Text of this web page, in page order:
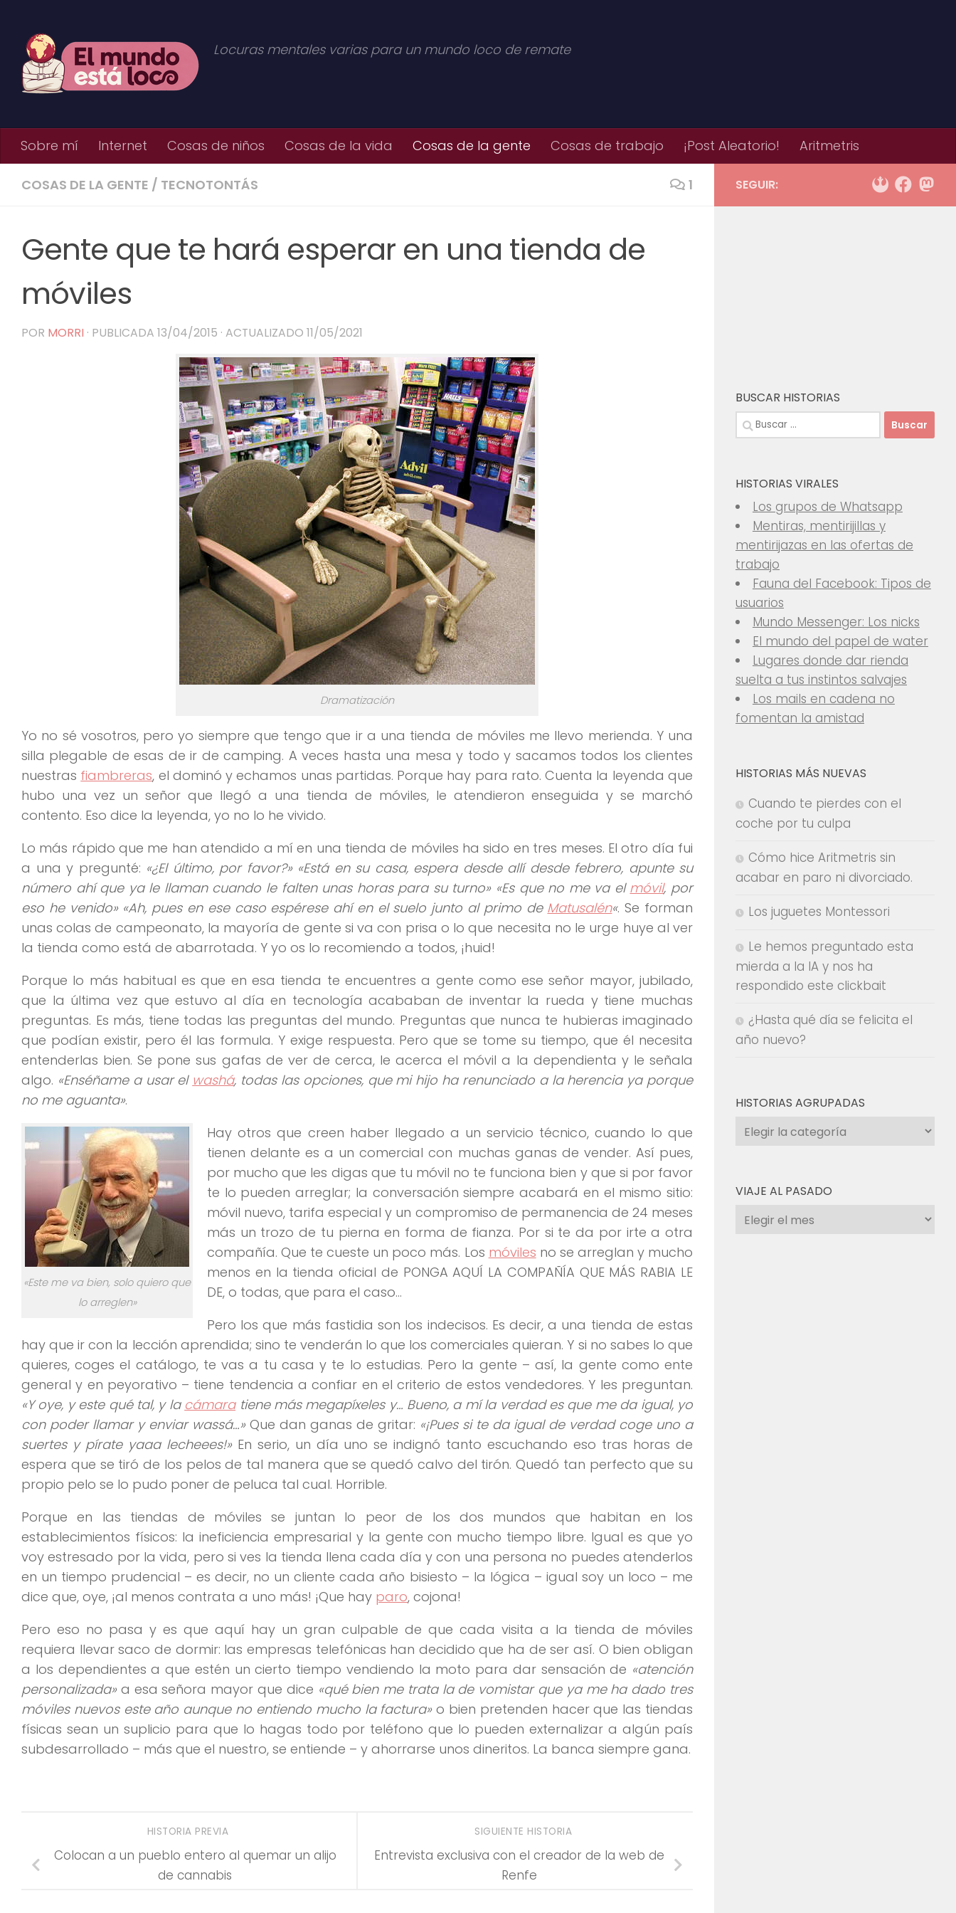
Locuras mentales varias para un mundo loco de remate
Sobre mí Internet Cosas de niños Cosas de la vida Cosas de la gente Cosas de trabajo ¡Post Aleatorio! Aritmetris
COSAS DE LA GENTE / TECNOTONTÁS 1
Gente que te hará esperar en una tienda de
móviles
POR MORRI · PUBLICADA 13/04/2015 · ACTUALIZADO 11/05/2021
Dramatización
Yo no sé vosotros, pero yo siempre que tengo que ir a una tienda de móviles me llevo merienda. Y una
silla plegable de esas de ir de camping. A veces hasta una mesa y todo y sacamos todos los clientes
nuestras fiambreras, el dominó y echamos unas partidas. Porque hay para rato. Cuenta la leyenda que
hubo una vez un señor que llegó a una tienda de móviles, le atendieron enseguida y se marchó
contento. Eso dice la leyenda, yo no lo he vivido.
Lo más rápido que me han atendido a mí en una tienda de móviles ha sido en tres meses. El otro día fui
a una y pregunté: «¿El último, por favor?» «Está en su casa, espera desde allí desde febrero, apunte su
número ahí que ya le llaman cuando le falten unas horas para su turno» «Es que no me va el móvil, por
eso he venido» «Ah, pues en ese caso espérese ahí en el suelo junto al primo de Matusalén«. Se forman
unas colas de campeonato, la mayoría de gente si va con prisa o lo que necesita no le urge huye al ver
la tienda como está de abarrotada. Y yo os lo recomiendo a todos, ¡huid!
Porque lo más habitual es que en esa tienda te encuentres a gente como ese señor mayor, jubilado,
que la última vez que estuvo al día en tecnología acababan de inventar la rueda y tiene muchas
preguntas. Es más, tiene todas las preguntas del mundo. Preguntas que nunca te hubieras imaginado
que podían existir, pero él las formula. Y exige respuesta. Pero que se tome su tiempo, que él necesita
entenderlas bien. Se pone sus gafas de ver de cerca, le acerca el móvil a la dependienta y le señala
algo. «Enséñame a usar el washá, todas las opciones, que mi hijo ha renunciado a la herencia ya porque
no me aguanta».
«Este me va bien, solo quiero que
lo arreglen»
Hay otros que creen haber llegado a un servicio técnico, cuando lo que
tienen delante es a un comercial con muchas ganas de vender. Así pues,
por mucho que les digas que tu móvil no te funciona bien y que si por favor
te lo pueden arreglar; la conversación siempre acabará en el mismo sitio:
móvil nuevo, tarifa especial y un compromiso de permanencia de 24 meses
más un trozo de tu pierna en forma de fianza. Por si te da por irte a otra
compañía. Que te cueste un poco más. Los móviles no se arreglan y mucho
menos en la tienda oficial de PONGA AQUÍ LA COMPAÑÍA QUE MÁS RABIA LE
DE, o todas, que para el caso…
Pero los que más fastidia son los indecisos. Es decir, a una tienda de estas
hay que ir con la lección aprendida; sino te venderán lo que los comerciales quieran. Y si no sabes lo que
quieres, coges el catálogo, te vas a tu casa y te lo estudias. Pero la gente – así, la gente como ente
general y en peyorativo – tiene tendencia a confiar en el criterio de estos vendedores. Y les preguntan.
«Y oye, y este qué tal, y la cámaratiene más megapíxeles y… Bueno, a mí la verdad es que me da igual, yo
con poder llamar y enviar wassá…»Que dan ganas de gritar: «¡Pues si te da igual de verdad coge uno a
suertes y pírate yaaa lecheees!»En serio, un día uno se indignó tanto escuchando eso tras horas de
espera que se tiró de los pelos de tal manera que se quedó calvo del tirón. Quedó tan perfecto que su
propio pelo se lo pudo poner de peluca tal cual. Horrible.
Porque en las tiendas de móviles se juntan lo peor de los dos mundos que habitan en los
establecimientos físicos: la ineficiencia empresarial y la gente con mucho tiempo libre. Igual es que yo
voy estresado por la vida, pero si ves la tienda llena cada día y con una persona no puedes atenderlos
en un tiempo prudencial – es decir, no un cliente cada año bisiesto – la lógica – igual soy un loco – me
dice que, oye, ¡al menos contrata a uno más! ¡Que hay paro, cojona!
Pero eso no pasa y es que aquí hay un gran culpable de que cada visita a la tienda de móviles
requiera llevar saco de dormir: las empresas telefónicas han decidido que ha de ser así. O bien obligan
a los dependientes a que estén un cierto tiempo vendiendo la moto para dar sensación de «atención
personalizada»a esa señora mayor que dice «qué bien me trata la de vomistar que ya me ha dado tres
móviles nuevos este año aunque no entiendo mucho la factura»o bien pretenden hacer que las tiendas
físicas sean un suplicio para que lo hagas todo por teléfono que lo pueden externalizar a algún país
subdesarrollado – más que el nuestro, se entiende – y ahorrarse unos dineritos. La banca siempre gana.
SIGUIENTE HISTORIA
Entrevista exclusiva con el creador de la web de
Renfe
HISTORIA PREVIA
Colocan a un pueblo entero al quemar un alijo
de cannabis
SEGUIR:
BUSCAR HISTORIAS
Buscar:
HISTORIAS VIRALES
Los grupos de Whatsapp
Mentiras, mentirijillas y
mentirijazas en las ofertas de
trabajo
Fauna del Facebook: Tipos de
usuarios
Mundo Messenger: Los nicks
El mundo del papel de water
Lugares donde dar rienda
suelta a tus instintos salvajes
Los mails en cadena no
fomentan la amistad
HISTORIAS MÁS NUEVAS
Cuando te pierdes con el
coche por tu culpa
Cómo hice Aritmetris sin
acabar en paro ni divorciado.
Los juguetes Montessori
Le hemos preguntado esta
mierda a la IA y nos ha
respondido este clickbait
¿Hasta qué día se felicita el
año nuevo?
HISTORIAS AGRUPADAS
Historias
agrupadas
VIAJE AL PASADO
Viaje